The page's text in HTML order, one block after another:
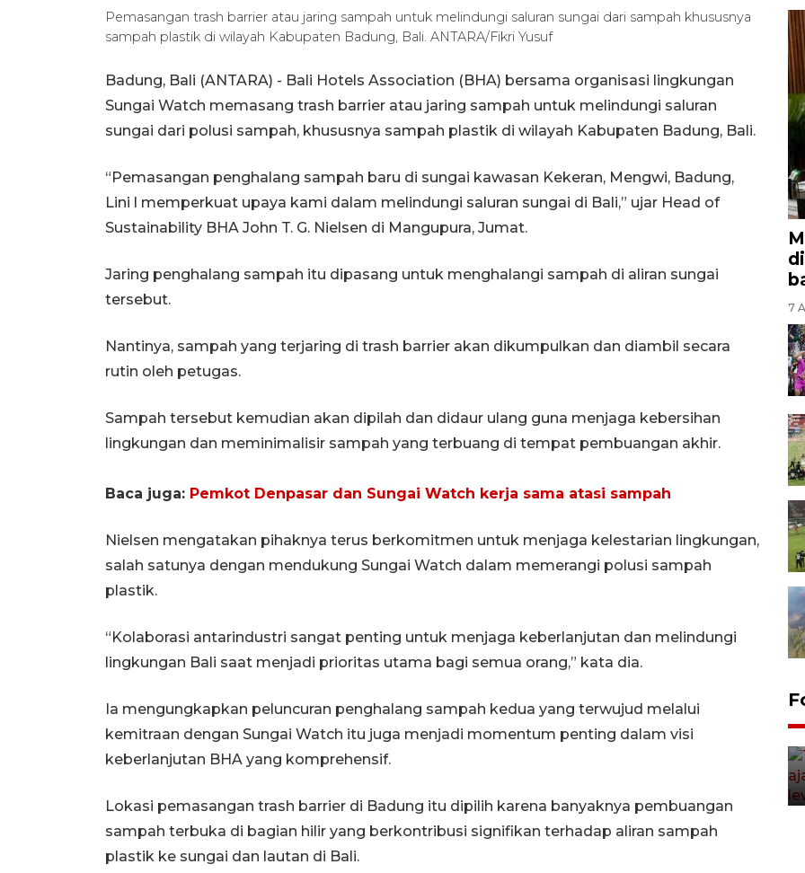
Pemasangan trash barrier atau jaring sampah untuk melindungi saluran sungai dari sampah khususnya
sampah plastik di wilayah Kabupaten Badung, Bali. ANTARA/Fikri Yusuf
Badung, Bali (ANTARA) - Bali Hotels Association (BHA) bersama organisasi lingkungan
Sungai Watch memasang trash barrier atau jaring sampah untuk melindungi saluran
sungai dari polusi sampah, khususnya sampah plastik di wilayah Kabupaten Badung, Bali.
“Pemasangan penghalang sampah baru di sungai kawasan Kekeran, Mengwi, Badung,
Lini l memperkuat upaya kami dalam melindungi saluran sungai di Bali,” ujar Head of
Sustainability BHA John T. G. Nielsen di Mangupura, Jumat.
Jaring penghalang sampah itu dipasang untuk menghalangi sampah di aliran sungai
tersebut.
Nantinya, sampah yang terjaring di trash barrier akan dikumpulkan dan diambil secara
rutin oleh petugas.
Sampah tersebut kemudian akan dipilah dan didaur ulang guna menjaga kebersihan
lingkungan dan meminimalisir sampah yang terbuang di tempat pembuangan akhir.
Baca juga: Pemkot Denpasar dan Sungai Watch kerja sama atasi sampah
Nielsen mengatakan pihaknya terus berkomitmen untuk menjaga kelestarian lingkungan,
salah satunya dengan mendukung Sungai Watch dalam memerangi polusi sampah
plastik.
“Kolaborasi antarindustri sangat penting untuk menjaga keberlanjutan dan melindungi
lingkungan Bali saat menjadi prioritas utama bagi semua orang,” kata dia.
Ia mengungkapkan peluncuran penghalang sampah kedua yang terwujud melalui
kemitraan dengan Sungai Watch itu juga menjadi momentum penting dalam visi
keberlanjutan BHA yang komprehensif.
Lokasi pemasangan trash barrier di Badung itu dipilih karena banyaknya pembuangan
sampah terbuka di bagian hilir yang berkontribusi signifikan terhadap aliran sampah
plastik ke sungai dan lautan di Bali.
7